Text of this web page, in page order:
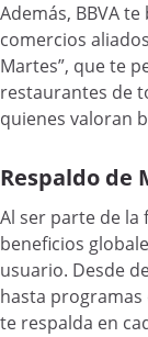
Además, BBVA
comercios
Martes”, que te
restaurantes de
quienes valoran
Respaldo de
Al ser parte de
beneficios
usuario. Desde
hasta
te respalda en